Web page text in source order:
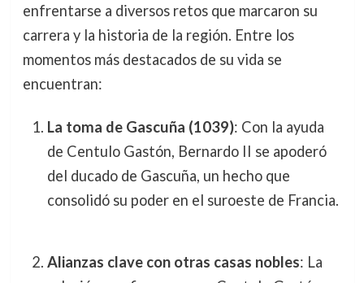
enfrentarse a diversos retos que marcaron su
carrera y la historia de la región. Entre los
momentos más destacados de su vida se
encuentran:
La toma de Gascuña (1039): Con la ayuda
de Centulo Gastón, Bernardo II se apoderó
del ducado de Gascuña, un hecho que
consolidó su poder en el suroeste de Francia.
Alianzas clave con otras casas nobles: La